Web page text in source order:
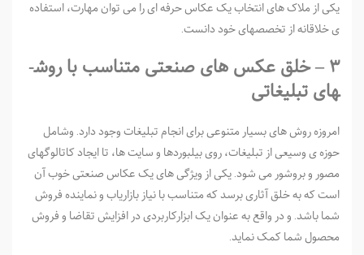
یکی از ملاک­ های انتخاب یک عکاس حرفه­ ای را می توان مهارت، استفاده
ی خلاقانه از تخصص­های خود دانست.
۳ – خلق عکس ­های صنعتی متناسب با روش­
های تبلیغاتی
امروزه روش­ های بسیار متنوعی برای انجام تبلیغات وجود دارد. وشامل
حوزه­ ی وسیعی از تبلیغات، روی بیلبوردها و سایت­ ها، تا ایجاد کاتالوگ­های
مصور و بروشور می­ شود. یکی از ویژگی­ های یک عکاس صنعتی خوب آن
است که به خلق آثاری برسد که متناسب با نیاز بازاریاب و نماینده فروش
شما باشد. و در واقع به عنوان یک ابزارکاربردی در افزایش تقاضا و فروش
محصول شما کمک نماید.